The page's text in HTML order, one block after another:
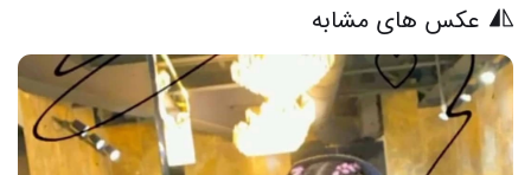
عکس های مشابه